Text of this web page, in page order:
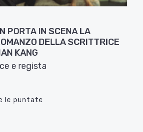
PORTA IN SCENA LA
DELLA SCRITTRICE
KANG
e regista
le puntate